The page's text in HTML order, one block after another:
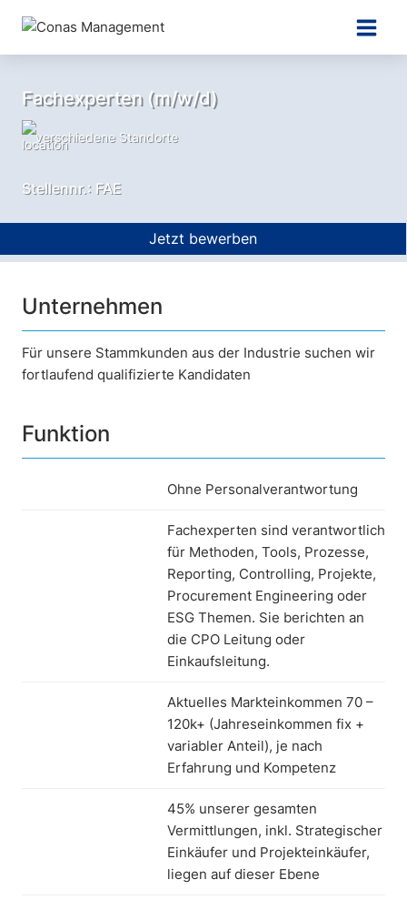
Inhalt
springen
Fachexperten (m/w/d)
verschiedene Standorte
Stellennr.: FAE
Jetzt bewerben
Unternehmen
Für unsere Stammkunden aus der Industrie suchen wir
fortlaufend qualifizierte Kandidaten
Funktion
Ohne Personalverantwortung
Fachexperten sind verantwortlich
für Methoden, Tools, Prozesse,
Reporting, Controlling, Projekte,
Procurement Engineering oder
ESG Themen. Sie berichten an
die CPO Leitung oder
Einkaufsleitung.
Aktuelles Markteinkommen 70 –
120k+ (Jahreseinkommen fix +
variabler Anteil), je nach
Erfahrung und Kompetenz
45% unserer gesamten
Vermittlungen, inkl. Strategischer
Einkäufer und Projekteinkäufer,
liegen auf dieser Ebene